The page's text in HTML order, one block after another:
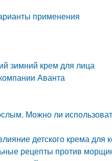
применения
зимний крем для лица
Аванта
Можно ли
детского крема для
рецепты против